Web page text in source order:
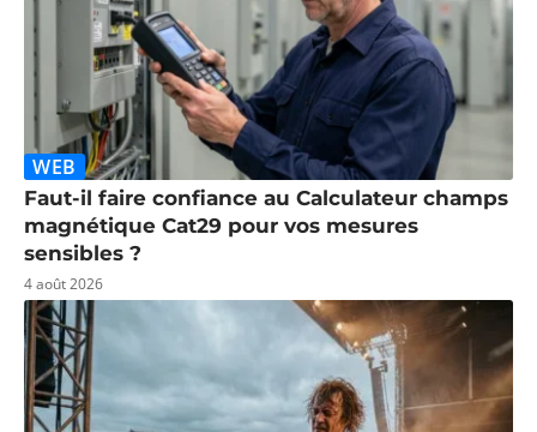
WEB
Faut-il faire confiance au Calculateur champs
magnétique Cat29 pour vos mesures
sensibles ?
4 août 2026